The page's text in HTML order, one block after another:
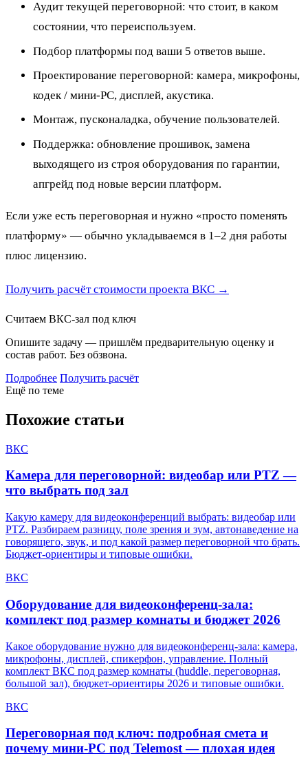
Аудит текущей переговорной: что стоит, в каком
состоянии, что переиспользуем.
Подбор платформы под ваши 5 ответов выше.
Проектирование переговорной: камера, микрофоны,
кодек / мини-PC, дисплей, акустика.
Монтаж, пусконаладка, обучение пользователей.
Поддержка: обновление прошивок, замена
выходящего из строя оборудования по гарантии,
апгрейд под новые версии платформ.
Если уже есть переговорная и нужно «просто поменять
платформу» — обычно укладываемся в 1–2 дня работы
плюс лицензию.
Получить расчёт стоимости проекта ВКС →
Считаем ВКС-зал под ключ
Опишите задачу — пришлём предварительную оценку и
состав работ. Без обзвона.
Подробнее Получить расчёт
Ещё по теме
Похожие статьи
ВКС
Камера для переговорной: видеобар или PTZ —
что выбрать под зал
Какую камеру для видеоконференций выбрать: видеобар или
PTZ. Разбираем разницу, поле зрения и зум, автонаведение на
говорящего, звук, и под какой размер переговорной что брать.
Бюджет-ориентиры и типовые ошибки.
ВКС
Оборудование для видеоконференц-зала:
комплект под размер комнаты и бюджет 2026
Какое оборудование нужно для видеоконференц-зала: камера,
микрофоны, дисплей, спикерфон, управление. Полный
комплект ВКС под размер комнаты (huddle, переговорная,
большой зал), бюджет-ориентиры 2026 и типовые ошибки.
ВКС
Переговорная под ключ: подробная смета и
почему мини-PC под Telemost — плохая идея